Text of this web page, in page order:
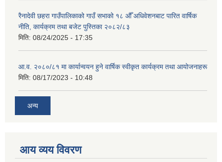
रैनादेवी छहरा गाउँपालिकाको गाउँ सभाको १८ औँ अधिवेशनबाट पारित वार्षिक
नीति, कार्यक्रम तथा बजेट पुस्तिका २०८२/८३
मिति: 08/24/2025 - 17:35
आ.व. २०८०/८१ मा कार्यान्वयन हुने वार्षिक स्वीकृत कार्यक्रम तथा आयोजनाहरू
मिति: 08/17/2023 - 10:48
अन्य
आय व्यय विवरण